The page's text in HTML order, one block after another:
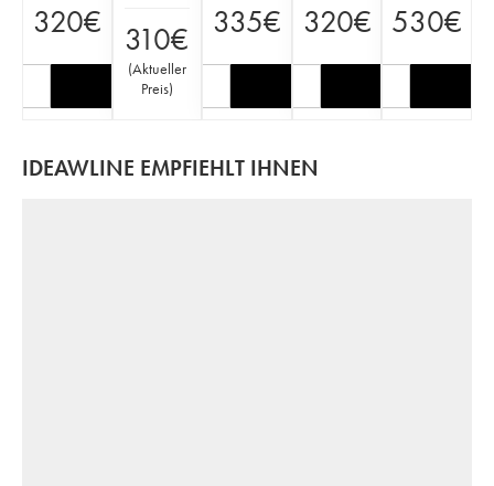
320€ 310€
(Aktueller
Preis)
335€ 320€ 530€
IDEAWLINE EMPFIEHLT IHNEN